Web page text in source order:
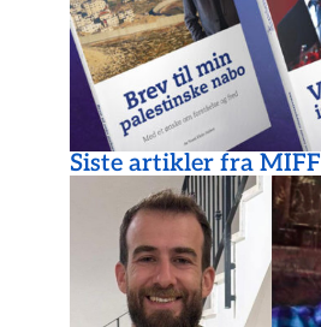
Siste artikler fra MIFF